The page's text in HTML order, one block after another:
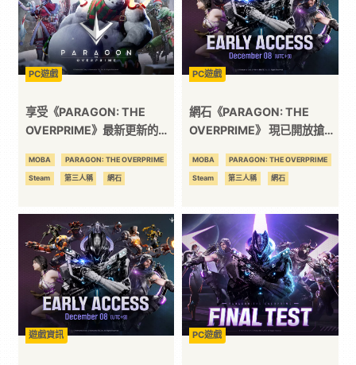
漫
二
次
元
｜
3C
科
技
PC遊戲
享受《PARAGON: THE
OVERPRIME》最新更新的假
MOBA PARAGON: THE OVERPRIME
Steam 第三人稱 網石
PC遊戲
網石《PARAGON: THE
OVERPRIME》 現已開放搶先
MOBA PARAGON: THE OVERPRIME
Steam 第三人稱 網石
遊戲資訊 PC遊戲